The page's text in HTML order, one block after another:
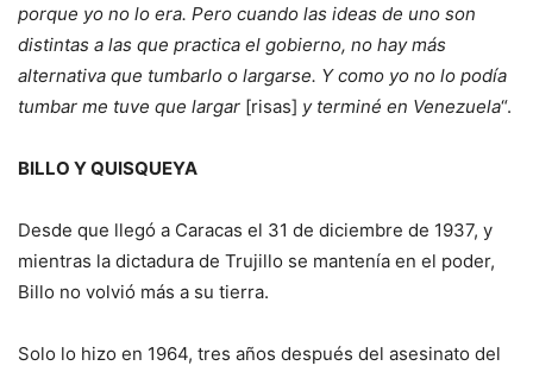
porque yo no lo era. Pero cuando las ideas de uno son
distintas a las que practica el gobierno, no hay más
alternativa que tumbarlo o largarse. Y como yo no lo podía
tumbar me tuve que largar [risas] y terminé en Venezuela“.
BILLO Y QUISQUEYA
Desde que llegó a Caracas el 31 de diciembre de 1937, y
mientras la dictadura de Trujillo se mantenía en el poder,
Billo no volvió más a su tierra.
Solo lo hizo en 1964, tres años después del asesinato del